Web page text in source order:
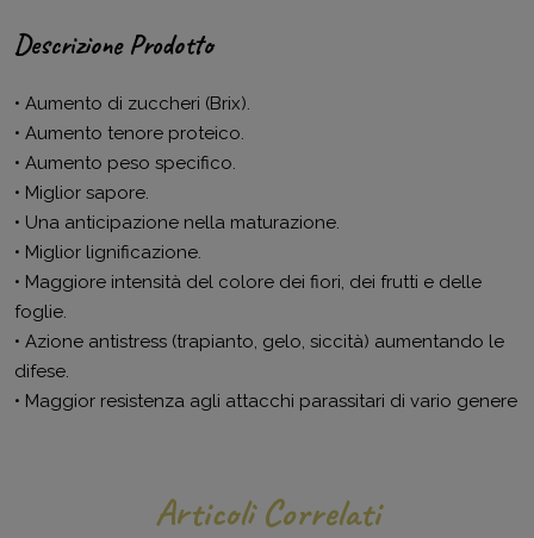
Descrizione Prodotto
• Aumento di zuccheri (Brix).
• Aumento tenore proteico.
• Aumento peso specifico.
• Miglior sapore.
• Una anticipazione nella maturazione.
• Miglior lignificazione.
• Maggiore intensità del colore dei fiori, dei frutti e delle
foglie.
• Azione antistress (trapianto, gelo, siccità) aumentando le
difese.
• Maggior resistenza agli attacchi parassitari di vario genere
Articoli Correlati